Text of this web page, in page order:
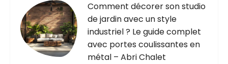
Comment décorer son studio
de jardin avec un style
industriel ? Le guide complet
avec portes coulissantes en
métal – Abri Chalet